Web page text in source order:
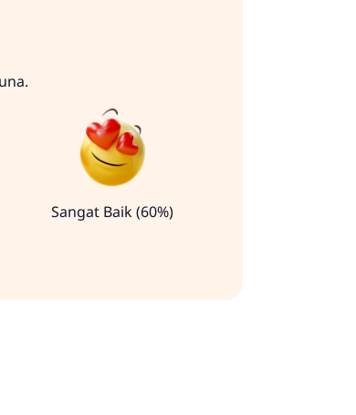
Sangat Baik (60%)